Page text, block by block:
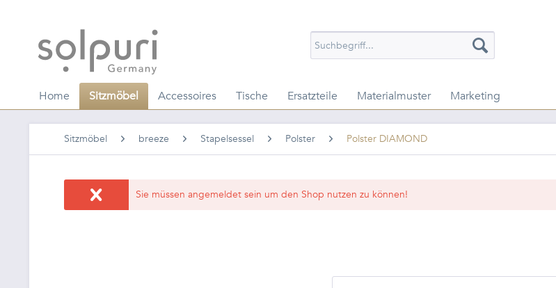
Home Sitzmöbel Accessoires Tische Ersatzteile Materialmuster Marketing
Sitzmöbel breeze Stapelsessel Polster Polster DIAMOND
Sie müssen angemeldet sein um den Shop nutzen zu können!